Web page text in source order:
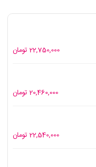
22,750,000 تومان
20,460,000 تومان
22,540,000 تومان